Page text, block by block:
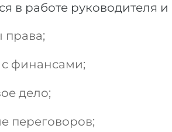
в работе руководителя
права;
с финансами;
дело;
переговоров;